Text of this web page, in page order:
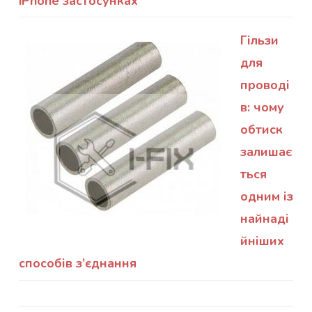
Гільзи
для
проводі
в: чому
обтиск
залишає
ться
одним із
найнаді
йніших
способів з’єднання